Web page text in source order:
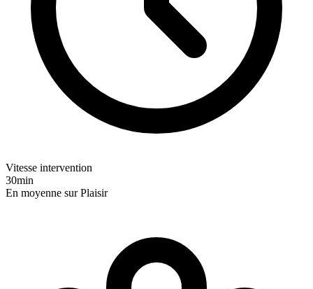
Vitesse intervention
30min
En moyenne sur Plaisir